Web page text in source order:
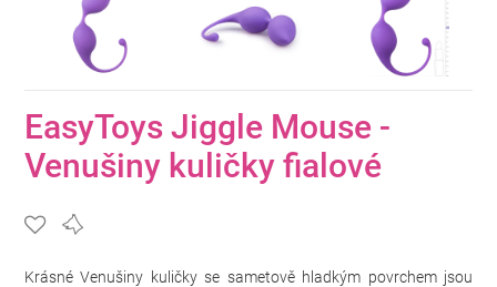
EasyToys Jiggle Mouse -
Venušiny kuličky fialové
Krásné Venušiny kuličky se sametově hladkým povrchem jsou